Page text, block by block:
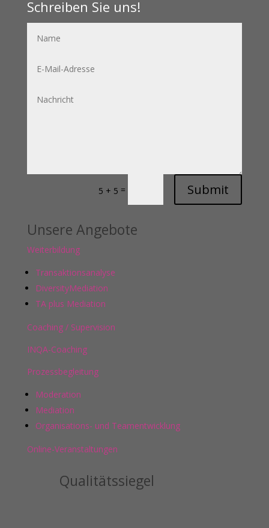
Schreiben Sie uns!
5 + 5 = Submit
Unsere Angebote
Weiterbildung
Transaktionsanalyse
DiversityMediation
TA plus Mediation
Coaching / Supervision
INQA-Coaching
Prozessbegleitung
Moderation
Mediation
Organisations- und Teamentwicklung
Online-Veranstaltungen
Qualitätssiegel